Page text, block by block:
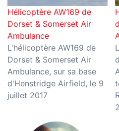
Hélicoptère AW169 de
Dorset & Somerset Air
Ambulance
L'hélicoptère AW169 de
Dorset & Somerset Air
Ambulance, sur sa base
d'Henstridge Airfield, le 9
juillet 2017